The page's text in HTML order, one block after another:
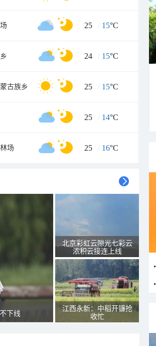
25 / 15°C
24 / 15°C
古族乡 25 / 15°C
25 / 14°C
场 25 / 16°C
下线
北京彩虹云隙光七彩云
浓积云接连上线
江西永新：中稻开镰抢
收忙